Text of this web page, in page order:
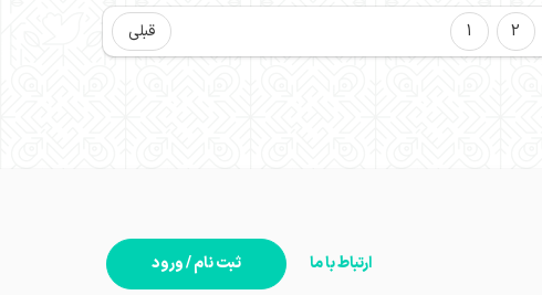
قبلی 1 2
ثبت نام / ورود ارتباط با ما